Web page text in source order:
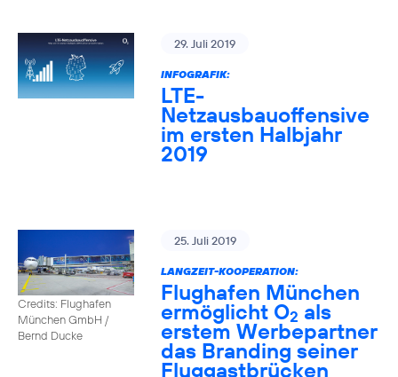
29. Juli 2019
INFOGRAFIK:
LTE-
Netzausbauoffensive
im ersten Halbjahr
2019
Credits: Flughafen
München GmbH /
Bernd Ducke
25. Juli 2019
LANGZEIT-KOOPERATION:
Flughafen München
ermöglicht O2 als
erstem Werbepartner
das Branding seiner
Fluggastbrücken